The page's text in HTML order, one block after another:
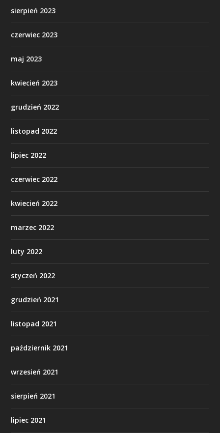
sierpień 2023
czerwiec 2023
maj 2023
kwiecień 2023
grudzień 2022
listopad 2022
lipiec 2022
czerwiec 2022
kwiecień 2022
marzec 2022
luty 2022
styczeń 2022
grudzień 2021
listopad 2021
październik 2021
wrzesień 2021
sierpień 2021
lipiec 2021